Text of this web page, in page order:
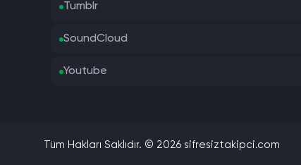
Tumblr
SoundCloud
Youtube
Tüm Hakları Saklıdır. © 2026 sifresiztakipci.com